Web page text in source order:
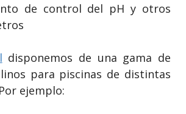
de control del pH y otros
disponemos de una gama de
para piscinas de distintas
ejemplo: